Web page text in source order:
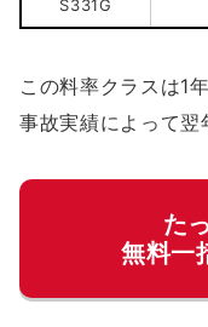
S331G
この料率クラスは1
事故実績によって翌
た
無料一